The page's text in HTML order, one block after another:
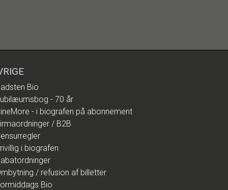
Bio
- 70 år
- i biografen på abonnement
/ B2B
i biografen
/ refusion af billetter
Bio